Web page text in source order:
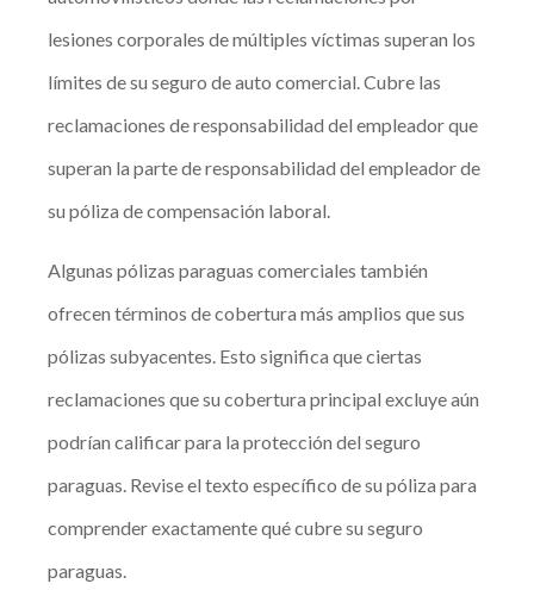
lesiones corporales de múltiples víctimas superan los
límites de su seguro de auto comercial. Cubre las
reclamaciones de responsabilidad del empleador que
superan la parte de responsabilidad del empleador de
su póliza de compensación laboral.
Algunas pólizas paraguas comerciales también
ofrecen términos de cobertura más amplios que sus
pólizas subyacentes. Esto significa que ciertas
reclamaciones que su cobertura principal excluye aún
podrían calificar para la protección del seguro
paraguas. Revise el texto específico de su póliza para
comprender exactamente qué cubre su seguro
paraguas.